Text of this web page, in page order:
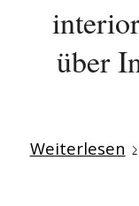
über
Weiterlesen